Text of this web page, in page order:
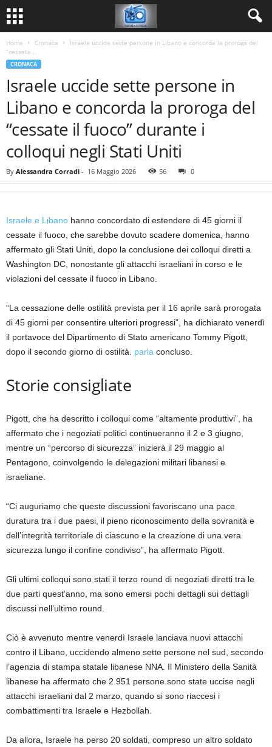
Home Cronaca
Israele uccide sette persone in Libano e concorda la proroga del
“cessate...
CRONACA
Israele uccide sette persone in
Libano e concorda la proroga del
“cessate il fuoco” durante i
colloqui negli Stati Uniti
By Alessandra Corradi - 16 Maggio 2026 56 0
Israele e Libano hanno concordato di estendere di 45 giorni il
cessate il fuoco, che sarebbe dovuto scadere domenica, hanno
affermato gli Stati Uniti, dopo la conclusione dei colloqui diretti a
Washington DC, nonostante gli attacchi israeliani in corso e le
violazioni del cessate il fuoco in Libano.
“La cessazione delle ostilità prevista per il 16 aprile sarà prorogata
di 45 giorni per consentire ulteriori progressi”, ha dichiarato venerdì
il portavoce del Dipartimento di Stato americano Tommy Pigott,
dopo il secondo giorno di ostilità. parla concluso.
Storie consigliate
elenco
di
3
elementi
fine
dell’elenco
Pigott, che ha descritto i colloqui come “altamente produttivi”, ha
affermato che i negoziati politici continueranno il 2 e 3 giugno,
mentre un “percorso di sicurezza” inizierà il 29 maggio al
Pentagono, coinvolgendo le delegazioni militari libanesi e
israeliane.
“Ci auguriamo che queste discussioni favoriscano una pace
duratura tra i due paesi, il pieno riconoscimento della sovranità e
dell’integrità territoriale di ciascuno e la creazione di una vera
sicurezza lungo il confine condiviso”, ha affermato Pigott.
Gli ultimi colloqui sono stati il ​​terzo round di negoziati diretti tra le
due parti quest’anno, ma sono emersi pochi dettagli sui dettagli
discussi nell’ultimo round.
Ciò è avvenuto mentre venerdì Israele lanciava nuovi attacchi
contro il Libano, uccidendo almeno sette persone nel sud, secondo
l’agenzia di stampa statale libanese NNA. Il Ministero della Sanità
libanese ha affermato che 2.951 persone sono state uccise negli
attacchi israeliani dal 2 marzo, quando si sono riaccesi i
combattimenti tra Israele e Hezbollah.
Da allora, Israele ha perso 20 soldati, compreso un altro soldato